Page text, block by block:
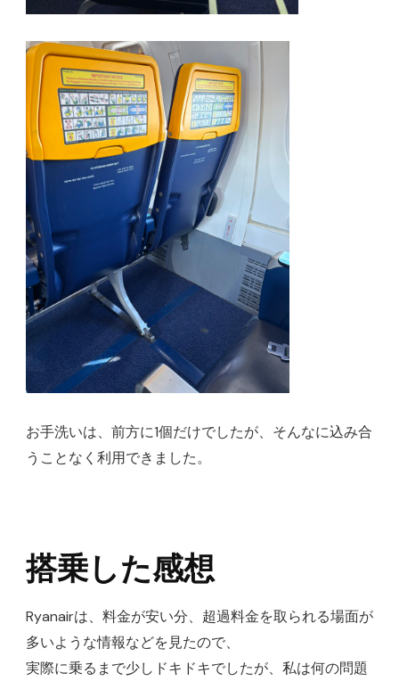
お手洗いは、前方に1個だけでしたが、そんなに込み合
うことなく利用できました。
搭乗した感想
Ryanairは、料金が安い分、超過料金を取られる場面が
多いような情報などを見たので、
実際に乗るまで少しドキドキでしたが、私は何の問題